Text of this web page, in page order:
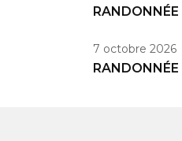
RANDONNÉE
7 octobre 2026
RANDONNÉE